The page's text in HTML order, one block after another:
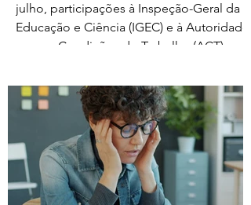
julho, participações à Inspeção-Geral da
Educação e Ciência (IGEC) e à Autoridade
para as Condições do Trabalho (ACT),
da Educação, Ciência e Inovação quanto
ao pagamento do serviço de classificação
dos exames nacionais. A FENPROF
contesta a intenção do MECI de vir a
remunerar o trabalho extraordinário dos
classificadores através do pagamento de
1 euro por resposta classificada. Em vez